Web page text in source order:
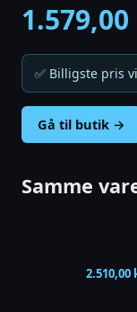
✅ Billigste pris
Gå til butik →
Samme
2.510,00